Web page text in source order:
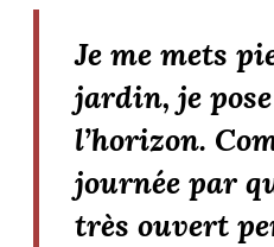
Je me mets
jardin, je
l’horizon.
journée par
très ouvert